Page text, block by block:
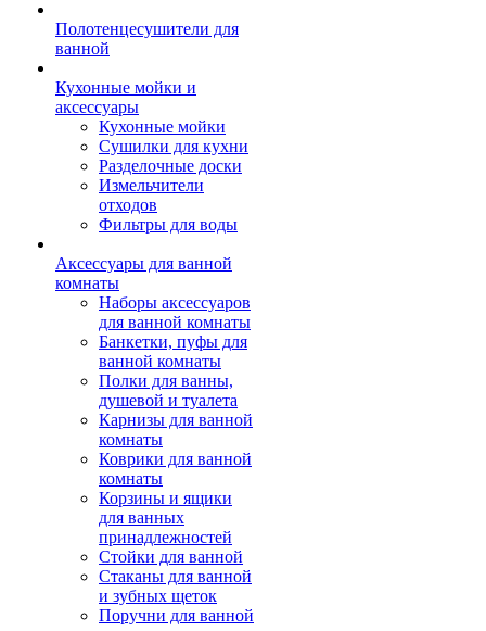
Полотенцесушители для
ванной
Кухонные мойки и
аксессуары
Кухонные мойки
Сушилки для кухни
Разделочные доски
Измельчители
отходов
Фильтры для воды
Аксессуары для ванной
комнаты
Наборы аксессуаров
для ванной комнаты
Банкетки, пуфы для
ванной комнаты
Полки для ванны,
душевой и туалета
Карнизы для ванной
комнаты
Коврики для ванной
комнаты
Корзины и ящики
для ванных
принадлежностей
Стойки для ванной
Стаканы для ванной
и зубных щеток
Поручни для ванной